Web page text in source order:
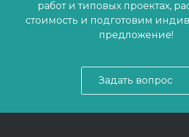
работ и типовых проектах,
стоимость и подготовим
предложение!
Задать вопрос